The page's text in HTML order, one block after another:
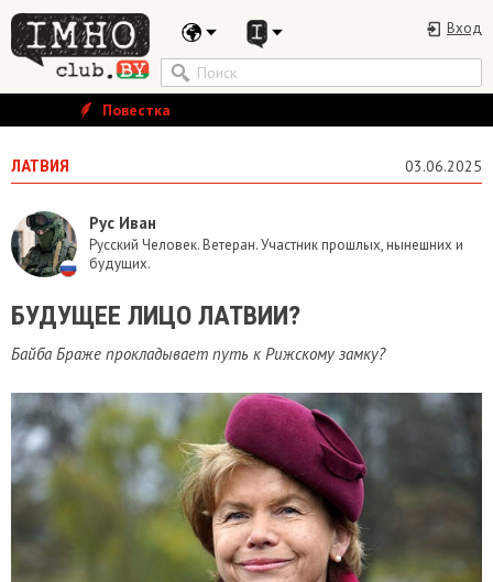
Вход
Повестка
ЛАТВИЯ 03.06.2025
Рус Иван
Русский Человек. Ветеран. Участник прошлых, нынешних и
будущих.
БУДУЩЕЕ ЛИЦО ЛАТВИИ?
Байба Браже прокладывает путь к Рижскому замку?